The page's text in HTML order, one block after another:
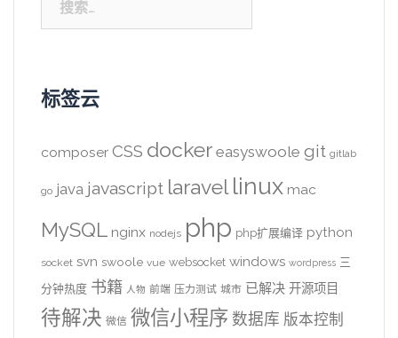
索：
标签云
composer CSS docker easyswoole git gitlab
go java javascript laravel linux mac
MySQL nginx nodejs php php扩展编译 python
socket svn swoole vue websocket windows wordpress 三
分钟热度 书籍 人物 前端 压力测试 城市 已解决 开源项目
待解决 微信 微信小程序 数据库 版本控制